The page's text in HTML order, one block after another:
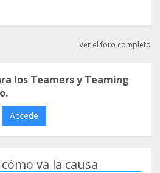
Ver el foro completo
los Teamers y Teaming
Accede
va la causa